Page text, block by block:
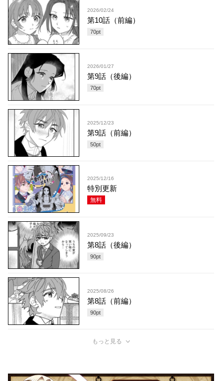
2026/02/24
第10話（前編）
70pt
2026/01/27
第9話（後編）
70pt
2025/12/23
第9話（前編）
50pt
2025/12/16
特別更新
無料
2025/09/23
第8話（後編）
90pt
2025/08/26
第8話（前編）
90pt
もっと見る